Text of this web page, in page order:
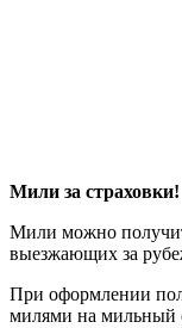
Мили за страховки!
Мили можно
выезжающих за
При оформлении
милями на мильный